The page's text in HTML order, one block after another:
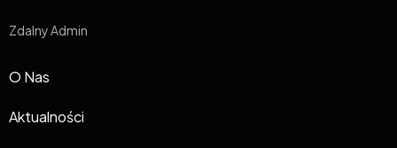
Zdalny Admin
O Nas
Aktualności